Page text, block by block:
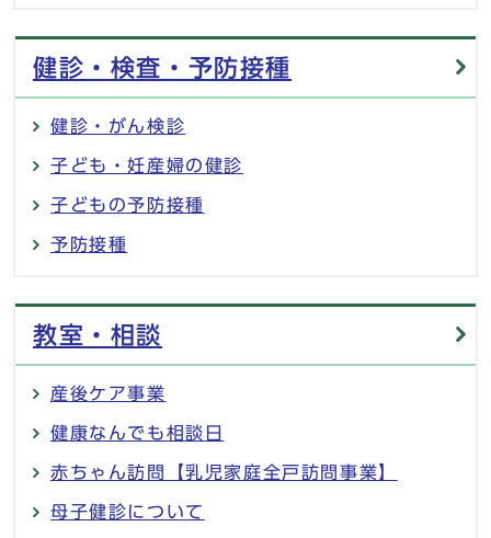
健診・検査・予防接種
健診・がん検診
子ども・妊産婦の健診
子どもの予防接種
予防接種
教室・相談
産後ケア事業
健康なんでも相談日
赤ちゃん訪問【乳児家庭全戸訪問事業】
母子健診について